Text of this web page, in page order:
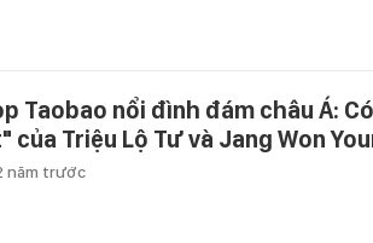
Taobao nổi đình đám châu Á:
của Triệu Lộ Tư và Jang Won
năm trước